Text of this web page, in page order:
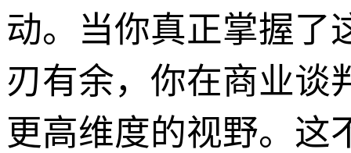
动。当你真正掌握了
刃有余，你在商业谈
更高维度的视野。这